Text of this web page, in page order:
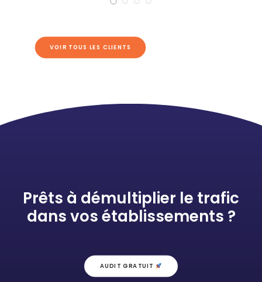
VOIR TOUS LES CLIENTS
Prêts à démultiplier le trafic
dans vos établissements ?
AUDIT GRATUIT